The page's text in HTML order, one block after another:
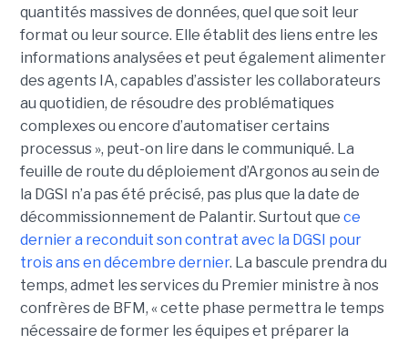
quantités massives de données, quel que soit leur
format ou leur source. Elle établit des liens entre les
informations analysées et peut également alimenter
des agents IA, capables d’assister les collaborateurs
au quotidien, de résoudre des problématiques
complexes ou encore d’automatiser certains
processus », peut-on lire dans le communiqué. La
feuille de route du déploiement d’Argonos au sein de
la DGSI n’a pas été précisé, pas plus que la date de
décommissionnement de Palantir. Surtout que ce
dernier a reconduit son contrat avec la DGSI pour
trois ans en décembre dernier. La bascule prendra du
temps, admet les services du Premier ministre à nos
confrères de BFM, « cette phase permettra le temps
nécessaire de former les équipes et préparer la